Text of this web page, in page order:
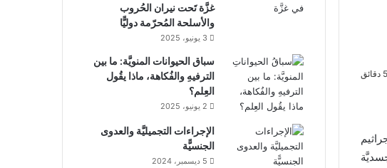
غزَّة تَحت نيران الحُروب
والأسلحة المُحرّمة دوليًّا
3 يونيو، 2025
سباق الحيوانات المنويَّة: ما بين
الترفيهِ والفُكاهة، ماذا يقُول
العِلم؟
2 يونيو، 2025
الإجراءات التجميليَّة والعدوى
الجنسيًّة
5 ديسمبر، 2024